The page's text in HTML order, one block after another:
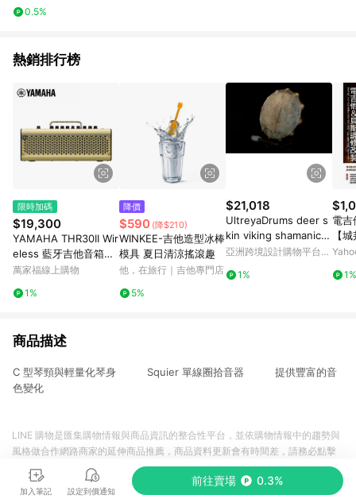
0.5%
熱銷排行榜
限時加碼
$19,300
YAMAHA THR30II Wir
eless 藍牙吉他音箱
【敦煌樂器】
萬家福線上購物
1%
降價
$590 (降$210)
WINKEE-吉他造型冰棒
模具 夏日清涼搖滾趣
他，在旅行｜吉他專門店
5%
$21,018
UltreyaDrums deer s
kin viking shamanic d
rum medicine sacred
亞洲跨境設計購物平台
1%
電吉
【
1%
商品描述
C 型琴頸與輕量化琴身 Squier 單線圈拾音器 提供豐富的音
色變化
加入筆記 設定到價通知
前往賣場 0.3%
LINE 購物是匯集購物情報與商品資訊的整合性平台，並依購物情報中的趨勢與
風格做合作網路商家的延伸商品推薦，商品資料更新會有時間差，請務必點擊
商品至各合作網路商家，確認現售價與購物條件，一切資訊以合作廠商網頁為
準。